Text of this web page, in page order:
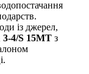
із джерел,
4/S 15MT з